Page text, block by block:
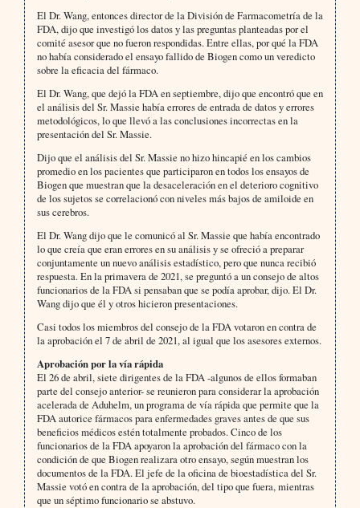
El Dr. Wang, entonces director de la División de Farmacometría de la
FDA, dijo que investigó los datos y las preguntas planteadas por el
comité asesor que no fueron respondidas. Entre ellas, por qué la FDA
no había considerado el ensayo fallido de Biogen como un veredicto
sobre la eficacia del fármaco.
El Dr. Wang, que dejó la FDA en septiembre, dijo que encontró que en
el análisis del Sr. Massie había errores de entrada de datos y errores
metodológicos, lo que llevó a las conclusiones incorrectas en la
presentación del Sr. Massie.
Dijo que el análisis del Sr. Massie no hizo hincapié en los cambios
promedio en los pacientes que participaron en todos los ensayos de
Biogen que muestran que la desaceleración en el deterioro cognitivo
de los sujetos se correlacionó con niveles más bajos de amiloide en
sus cerebros.
El Dr. Wang dijo que le comunicó al Sr. Massie que había encontrado
lo que creía que eran errores en su análisis y se ofreció a preparar
conjuntamente un nuevo análisis estadístico, pero que nunca recibió
respuesta. En la primavera de 2021, se preguntó a un consejo de altos
funcionarios de la FDA si pensaban que se podía aprobar, dijo. El Dr.
Wang dijo que él y otros hicieron presentaciones.
Casi todos los miembros del consejo de la FDA votaron en contra de
la aprobación el 7 de abril de 2021, al igual que los asesores externos.
Aprobación por la vía rápida
El 26 de abril, siete dirigentes de la FDA -algunos de ellos formaban
parte del consejo anterior- se reunieron para considerar la aprobación
acelerada de Aduhelm, un programa de vía rápida que permite que la
FDA autorice fármacos para enfermedades graves antes de que sus
beneficios médicos estén totalmente probados. Cinco de los
funcionarios de la FDA apoyaron la aprobación del fármaco con la
condición de que Biogen realizara otro ensayo, según muestran los
documentos de la FDA. El jefe de la oficina de bioestadística del Sr.
Massie votó en contra de la aprobación, del tipo que fuera, mientras
que un séptimo funcionario se abstuvo.